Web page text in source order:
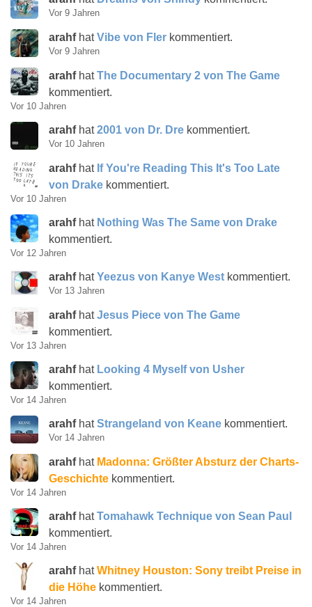
Vor 9 Jahren
arahfhatVibe von Fler kommentiert.
Vor 9 Jahren
arahfhatThe Documentary 2 von The Game
kommentiert.
Vor 10 Jahren
arahfhat2001 von Dr. Dre kommentiert.
Vor 10 Jahren
arahfhat If You're Reading This It's Too Late
von Drake kommentiert.
Vor 10 Jahren
arahfhat Nothing Was The Same von Drake
kommentiert.
Vor 12 Jahren
arahfhatYeezus von Kanye West kommentiert.
Vor 13 Jahren
arahfhatJesus Piece von The Game
kommentiert.
Vor 13 Jahren
arahfhat Looking 4 Myself von Usher
kommentiert.
Vor 14 Jahren
arahfhatStrangeland von Keane kommentiert.
Vor 14 Jahren
arahfhat Madonna: Größter Absturz der Charts-
Geschichte kommentiert.
Vor 14 Jahren
arahfhatTomahawk Technique von Sean Paul
kommentiert.
Vor 14 Jahren
arahfhatWhitney Houston: Sony treibt Preise in
die Höhe kommentiert.
Vor 14 Jahren